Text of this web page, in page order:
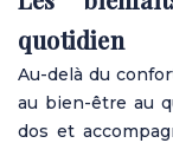
quotidien
Au-delà du
au bien-être au
dos et